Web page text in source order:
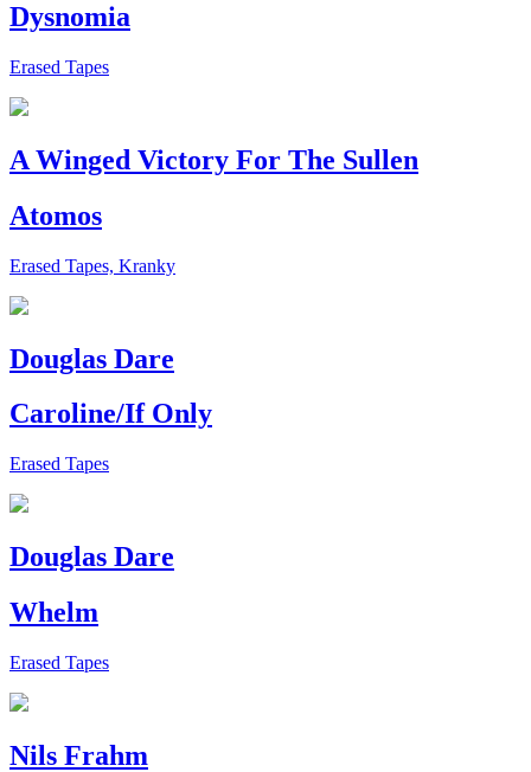
Dysnomia
Erased Tapes
A Winged Victory For The Sullen
Atomos
Erased Tapes, Kranky
Douglas Dare
Caroline/If Only
Erased Tapes
Douglas Dare
Whelm
Erased Tapes
Nils Frahm